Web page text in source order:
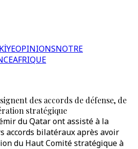
OPINIONSNOTRE
AFRIQUE
des accords de défense, de
stratégique
du Qatar ont assisté à la
accords bilatéraux après avoir
du Haut Comité stratégique à